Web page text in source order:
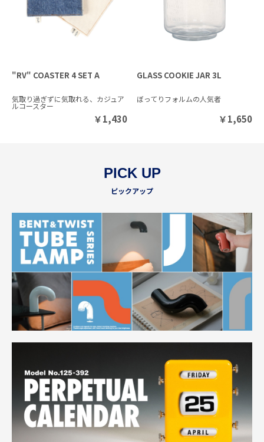
"RV" COASTER 4 SET A
気取り過ぎずに気取れる、カジュア
ルコースター
￥1,430
GLASS COOKIE JAR 3L
ぼってりフォルムの人気者
￥1,650
PICK UP
ピックアップ